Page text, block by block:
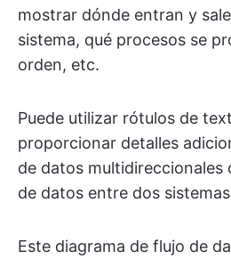
mostrar dónde entran y
sistema, qué procesos se
orden, etc.
Puede utilizar rótulos de
proporcionar detalles
de datos multidireccionales
de datos entre dos
Este diagrama de flujo de